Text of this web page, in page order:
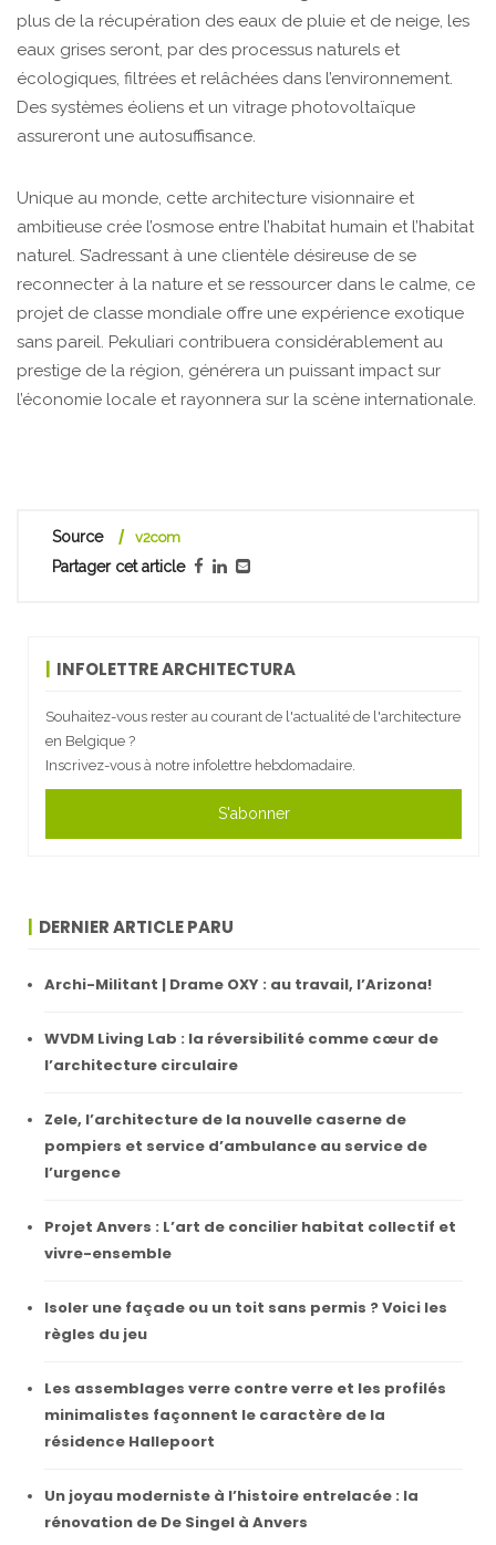
plus de la récupération des eaux de pluie et de neige, les
eaux grises seront, par des processus naturels et
écologiques, filtrées et relâchées dans l’environnement.
Des systèmes éoliens et un vitrage photovoltaïque
assureront une autosuffisance.
Unique au monde, cette architecture visionnaire et
ambitieuse crée l’osmose entre l’habitat humain et l’habitat
naturel. S’adressant à une clientèle désireuse de se
reconnecter à la nature et se ressourcer dans le calme, ce
projet de classe mondiale offre une expérience exotique
sans pareil. Pekuliari contribuera considérablement au
prestige de la région, générera un puissant impact sur
l’économie locale et rayonnera sur la scène internationale.
Source v2com
Partager cet article
INFOLETTRE ARCHITECTURA
Souhaitez-vous rester au courant de l'actualité de l'architecture
en Belgique ?
Inscrivez-vous à notre infolettre hebdomadaire.
S'abonner
DERNIER ARTICLE PARU
Archi-Militant | Drame OXY : au travail, l’Arizona!
WVDM Living Lab : la réversibilité comme cœur de
l’architecture circulaire
Zele, l’architecture de la nouvelle caserne de
pompiers et service d’ambulance au service de
l’urgence
Projet Anvers : L’art de concilier habitat collectif et
vivre-ensemble
Isoler une façade ou un toit sans permis ? Voici les
règles du jeu
Les assemblages verre contre verre et les profilés
minimalistes façonnent le caractère de la
résidence Hallepoort
Un joyau moderniste à l’histoire entrelacée : la
rénovation de De Singel à Anvers